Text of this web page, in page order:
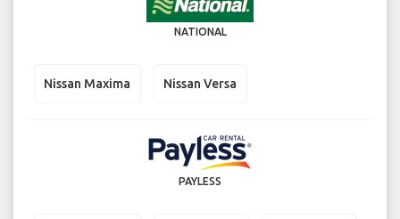
NATIONAL
Nissan Maxima Nissan Versa
PAYLESS